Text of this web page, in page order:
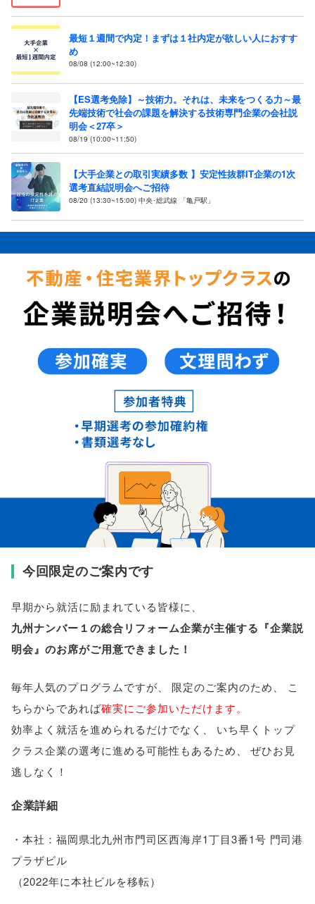
最短１週間で内定！まずは１社内定が欲しい人におすす
め
08/08 (12:00~12:30)
【ES選考免除】～技術力。それは、未来をつくる力～最
先端技術で社会の課題を解決する技術専門企業の会社説
明会＜27卒＞
08/19 (10:00~11:50)
【大手企業との取引実績多数 】安定性抜群IT企業の1次
選考直結説明会へご招待
08/20 (13:30~15:00) 中央･総武線 「亀戸駅」
今回限定のご案内です
早期から就活に励まれている皆様に
九州ナンバー１の総合リフォーム企業が主催する『企業説
明会』のお席がご用意できました！
毎年人気のプログラムですが、 限定のご案内のため、
こ
ちらからであれば確実にご参加いただけます。
効率よく就活を進められるだけでなく 、
いち早くトップ
クラス企業の選考に進める可能性もあるため、
ぜひお見
逃しなく！
企業詳細
・本社：福岡県北九州市門司区西海岸1丁目3番1号 門司港
プラザビル
（2022年に本社ビルを移転）